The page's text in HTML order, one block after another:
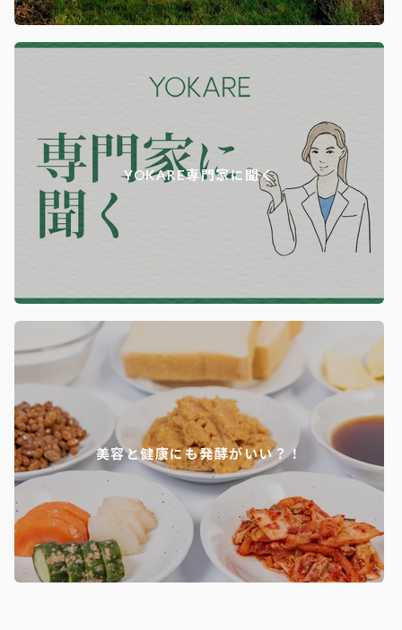
YOKARE専門家に聞く
美容と健康にも発酵がいい？！